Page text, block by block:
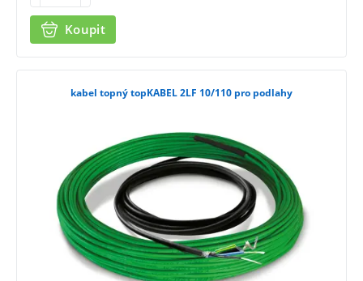
Koupit
kabel topný topKABEL 2LF 10/110 pro podlahy